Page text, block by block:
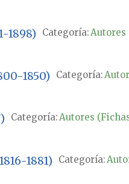
1898) Categoría:Autores
1850) Categoría:
Categoría:Autores
1881) Categoría: